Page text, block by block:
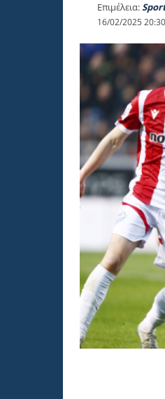
Επιμέλεια:
16/02/2025 20:30